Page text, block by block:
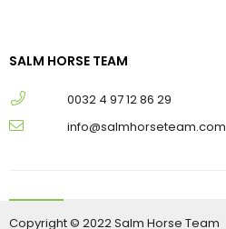
SALM HORSE TEAM
0032 4 97 12 86 29
info@salmhorseteam.com
Copyright © 2022 Salm Horse Team